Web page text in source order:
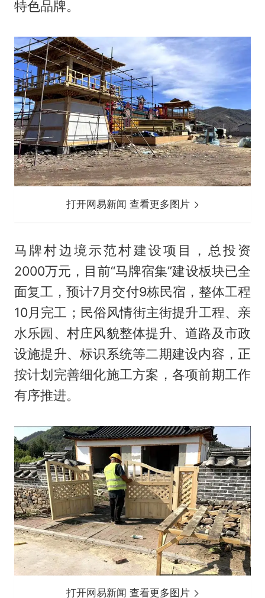
特色品牌。
打开网易新闻 查看更多图片
马牌村边境示范村建设项目，总投资
2000万元，目前“马牌宿集”建设板块已全
面复工，预计7月交付9栋民宿，整体工程
10月完工；民俗风情街主街提升工程、亲
水乐园、村庄风貌整体提升、道路及市政
设施提升、标识系统等二期建设内容，正
按计划完善细化施工方案，各项前期工作
有序推进。
打开网易新闻 查看更多图片